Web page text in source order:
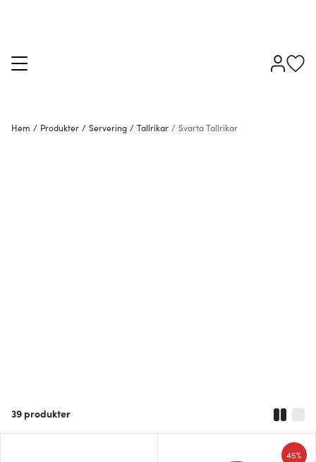
Hem / Produkter / Servering / Tallrikar / Svarta Tallrikar
39 produkter
45%